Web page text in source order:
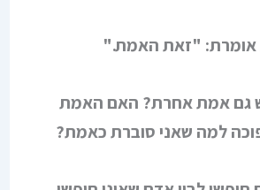
"זאת האמת."
גם אמת אחרת? האם האמת
למה שאני סוברת כאמת?